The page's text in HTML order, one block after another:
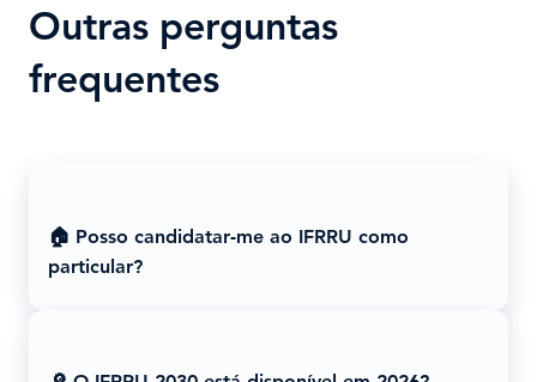
Outras perguntas
frequentes
🏠 Posso candidatar-me ao IFRRU como
particular?